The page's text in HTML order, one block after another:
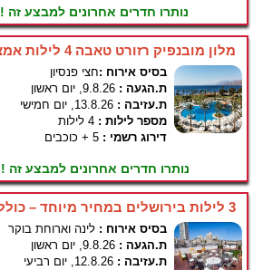
נותרו חדרים אחרונים למבצע זה !
מלון מובנפיק רזורט טאבה 4 לילות אמצ``ש
בסיס אירוח :חצי פנסיון
ת.הגעה :
ת.עזיבה :
מספר לילות :
דירוג רשמי :
נותרו חדרים אחרונים למבצע זה !
3 לילות בירושלים במחיר מיוחד – כולל ארוחת בוקר
בסיס אירוח : לינה וארוחת בוקר
ת.הגעה :
ת.עזיבה :